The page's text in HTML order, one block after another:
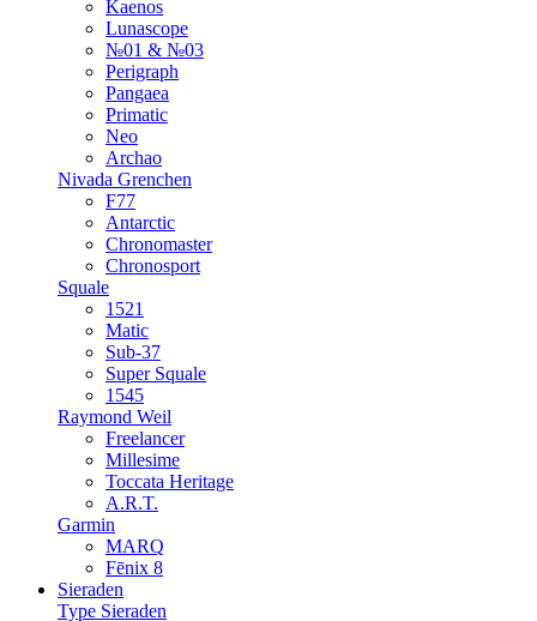
Kaenos
Lunascope
№01 & №03
Perigraph
Pangaea
Primatic
Neo
Archao
Nivada Grenchen
F77
Antarctic
Chronomaster
Chronosport
Squale
1521
Matic
Sub-37
Super Squale
1545
Raymond Weil
Freelancer
Millesime
Toccata Heritage
A.R.T.
Garmin
MARQ
Fēnix 8
Sieraden
Type Sieraden